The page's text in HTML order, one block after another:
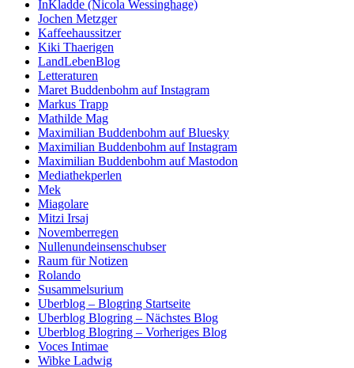
InKladde (Nicola Wessinghage)
Jochen Metzger
Kaffeehaussitzer
Kiki Thaerigen
LandLebenBlog
Letteraturen
Maret Buddenbohm auf Instagram
Markus Trapp
Mathilde Mag
Maximilian Buddenbohm auf Bluesky
Maximilian Buddenbohm auf Instagram
Maximilian Buddenbohm auf Mastodon
Mediathekperlen
Mek
Miagolare
Mitzi Irsaj
Novemberregen
Nullenundeinsenschubser
Raum für Notizen
Rolando
Susammelsurium
Uberblog – Blogring Startseite
Uberblog Blogring – Nächstes Blog
Uberblog Blogring – Vorheriges Blog
Voces Intimae
Wibke Ladwig